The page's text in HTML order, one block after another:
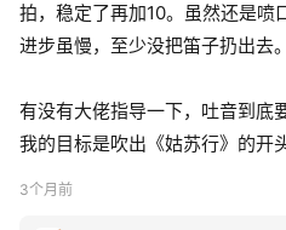
拍，稳定了再加10。虽然还是喷
进步虽慢，至少没把笛子扔出去。
有没有大佬指导一下，吐音到底
我的目标是吹出《姑苏行》的开头
3个月前